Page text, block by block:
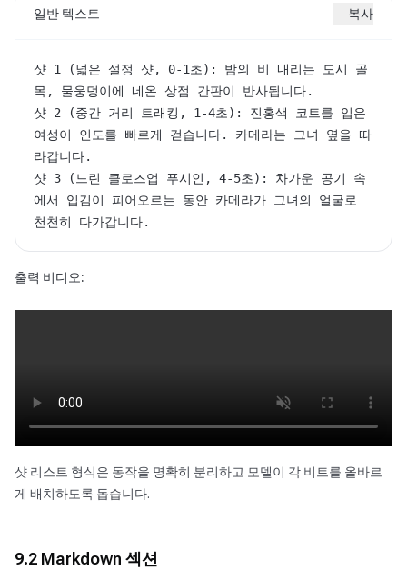
일반 텍스트 복사
샷 1 (넓은 설정 샷, 0-1초): 밤의 비 내리는 도시 골
목, 물웅덩이에 네온 상점 간판이 반사됩니다.
샷 2 (중간 거리 트래킹, 1-4초): 진홍색 코트를 입은
여성이 인도를 빠르게 걷습니다. 카메라는 그녀 옆을 따
라갑니다.
샷 3 (느린 클로즈업 푸시인, 4-5초): 차가운 공기 속
에서 입김이 피어오르는 동안 카메라가 그녀의 얼굴로
천천히 다가갑니다.
출력 비디오:
샷 리스트 형식은 동작을 명확히 분리하고 모델이 각 비트를 올바르
게 배치하도록 돕습니다.
9.2 Markdown 섹션